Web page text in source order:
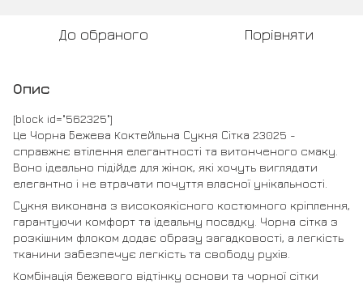
До обраного Порівняти
Опис
[block id="562325"]
Це Чорна Бежева Коктейльна Сукня Сітка 23025 -
справжнє втілення елегантності та витонченого смаку.
Воно ідеально підійде для жінок, які хочуть виглядати
елегантно і не втрачати почуття власної унікальності.
Сукня виконана з високоякісного костюмного кріплення,
гарантуючи комфорт та ідеальну посадку. Чорна сітка з
розкішним флоком додає образу загадковості, а легкість
тканини забезпечує легкість та свободу рухів.
Комбінація бежевого відтінку основи та чорної сітки